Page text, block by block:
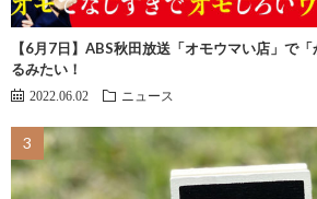
【6月7日】ABS秋田放送「オモウマい店」で
るみたい！
2022.06.02 ニュース